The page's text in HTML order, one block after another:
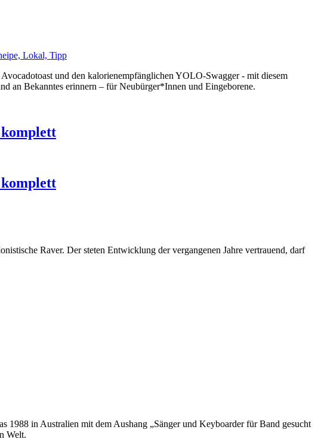
und den kalorienempfänglichen YOLO-Swagger - mit diesem
an Bekanntes erinnern – für Neubürger*Innen und Eingeborene.
komplett
komplett
Raver. Der steten Entwicklung der vergangenen Jahre vertrauend, darf
in Australien mit dem Aushang „Sänger und Keyboarder für Band gesucht
Welt.